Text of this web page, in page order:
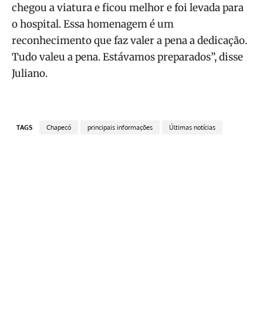
chegou a viatura e ficou melhor e foi levada para
o hospital. Essa homenagem é um
reconhecimento que faz valer a pena a dedicação.
Tudo valeu a pena. Estávamos preparados”, disse
Juliano.
TAGS Chapecó principais informações Últimas notícias